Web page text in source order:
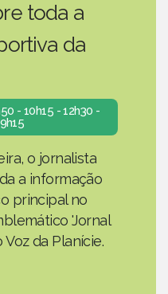
toda a
da
- 10h15 - 12h30 -
o jornalista
a informação
principal no
'Jornal
da Planície.